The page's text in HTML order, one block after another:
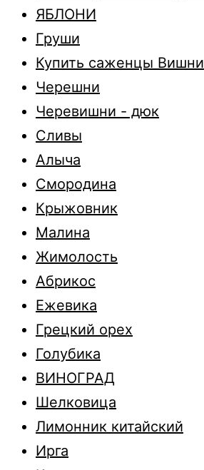
ЯБЛОНИ
Груши
Купить саженцы Вишни
Черешни
Черевишни - дюк
Сливы
Алыча
Смородина
Крыжовник
Малина
Жимолость
Абрикос
Ежевика
Грецкий орех
Голубика
ВИНОГРАД
Шелковица
Лимонник китайский
Ирга